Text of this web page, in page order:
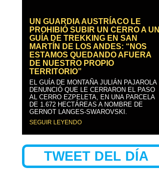
UN GUARDIA AUSTRÍACO LE
PROHIBIÓ SUBIR UN CERRO A UN
GUÍA DE TREKKING EN SAN
MARTÍN DE LOS ANDES: “NOS
ESTAMOS QUEDANDO AFUERA
DE NUESTRO PROPIO
TERRITORIO”
EL GUÍA DE MONTAÑA JULIÁN PAJAROLA
DENUNCIÓ QUE LE CERRARON EL PASO
AL CERRO EZPELETA, EN UNA PARCELA
DE 1.672 HECTÁREAS A NOMBRE DE
GERNOT LANGES-SWAROVSKI.
SEGUIR LEYENDO
TWEET DEL DÍA